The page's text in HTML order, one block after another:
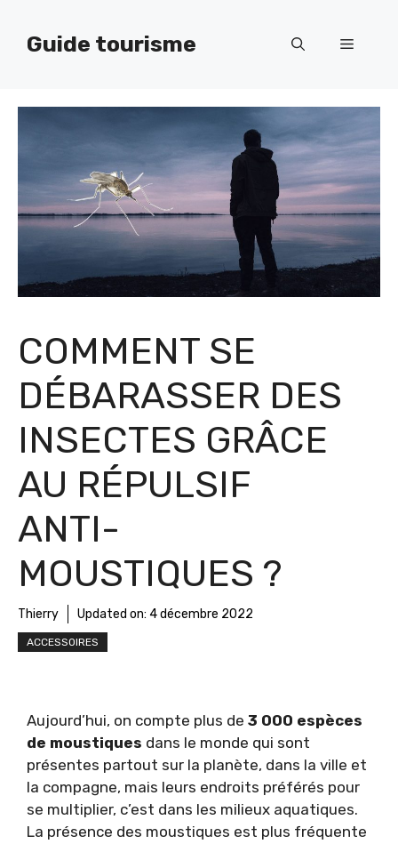
contenuGuide tourisme Menu
COMMENT SE
DÉBARASSER DES
INSECTES GRÂCE
AU RÉPULSIF
ANTI-
MOUSTIQUES ?
Thierry Updated on: 4 décembre 2022
ACCESSOIRES
Aujourd’hui, on compte plus de 3 000 espèces
de moustiques dans le monde qui sont
présentes partout sur la planète, dans la ville et
la compagne, mais leurs endroits préférés pour
se multiplier, c’est dans les milieux aquatiques.
La présence des moustiques est plus fréquente